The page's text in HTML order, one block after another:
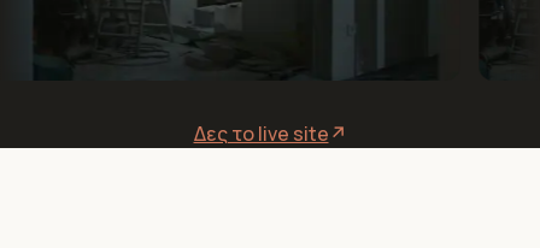
Δες το live site↗